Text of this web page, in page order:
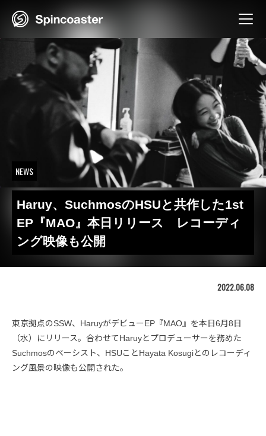
NEWS
Haruy、SuchmosのHSUと共作した1st
EP『MAO』本日リリース レコーディ
ング映像も公開
2022.06.08
東京拠点のSSW、HaruyがデビューEP『MAO』を本日6月8日
（水）にリリース。合わせてHaruyとプロデューサーを務めた
Suchmosのベーシスト、HSUことHayata Kosugiとのレコーディ
ング風景の映像も公開された。